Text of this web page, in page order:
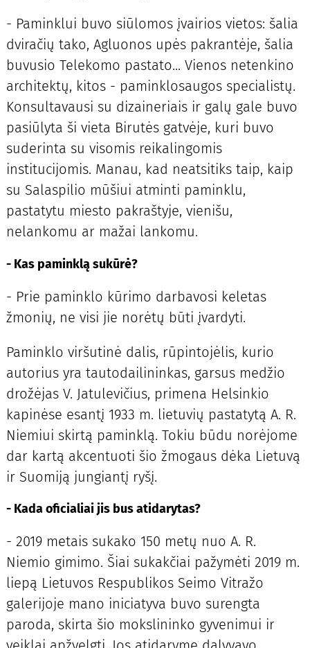
- Paminklui buvo siūlomos įvairios vietos: šalia
dviračių tako, Agluonos upės pakrantėje, šalia
buvusio Telekomo pastato... Vienos netenkino
architektų, kitos - paminklosaugos specialistų.
Konsultavausi su dizaineriais ir galų gale buvo
pasiūlyta ši vieta Birutės gatvėje, kuri buvo
suderinta su visomis reikalingomis
institucijomis. Manau, kad neatsitiks taip, kaip
su Salaspilio mūšiui atminti paminklu,
pastatytu miesto pakraštyje, vienišu,
nelankomu ar mažai lankomu.
- Kas paminklą sukūrė?
- Prie paminklo kūrimo darbavosi keletas
žmonių, ne visi jie norėtų būti įvardyti.
Paminklo viršutinė dalis, rūpintojėlis, kurio
autorius yra tautodailininkas, garsus medžio
drožėjas V. Jatulevičius, primena Helsinkio
kapinėse esantį 1933 m. lietuvių pastatytą A. R.
Niemiui skirtą paminklą. Tokiu būdu norėjome
dar kartą akcentuoti šio žmogaus dėka Lietuvą
ir Suomiją jungiantį ryšį.
- Kada oficialiai jis bus atidarytas?
- 2019 metais sukako 150 metų nuo A. R.
Niemio gimimo. Šiai sukakčiai pažymėti 2019 m.
liepą Lietuvos Respublikos Seimo Vitražo
galerijoje mano iniciatyva buvo surengta
paroda, skirta šio mokslininko gyvenimui ir